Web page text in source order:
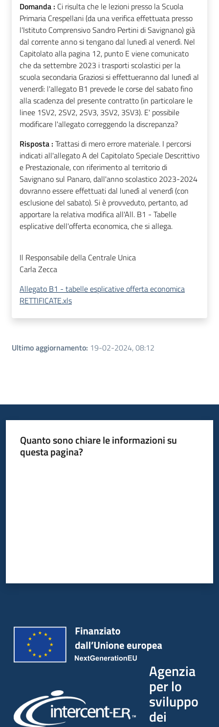
Domanda : Ci risulta che le lezioni presso la Scuola
Primaria Crespellani (da una verifica effettuata presso
l'Istituto Comprensivo Sandro Pertini di Savignano) già
dal corrente anno si tengano dal lunedì al venerdì. Nel
Capitolato alla pagina 12, punto E viene comunicato
che da settembre 2023 i trasporti scolastici per la
scuola secondaria Graziosi si effettueranno dal lunedì al
venerdì: l'allegato B1 prevede le corse del sabato fino
alla scadenza del presente contratto (in particolare le
linee 1SV2, 2SV2, 2SV3, 3SV2, 3SV3). E' possibile
modificare l'allegato correggendo la discrepanza?
Risposta : Trattasi di mero errore materiale. I percorsi
indicati all'allegato A del Capitolato Speciale Descrittivo
e Prestazionale, con riferimento al territorio di
Savignano sul Panaro, dall'anno scolastico 2023-2024
dovranno essere effettuati dal lunedì al venerdì (con
esclusione del sabato). Si è provveduto, pertanto, ad
apportare la relativa modifica all'All. B1 - Tabelle
esplicative dell'offerta economica, che si allega.
Il Responsabile della Centrale Unica
Carla Zecca
Allegato B1 - tabelle esplicative offerta economica
RETTIFICATE.xls
Ultimo aggiornamento: 19-02-2024, 08:12
Quanto sono chiare le informazioni su
questa pagina?
Agenzia
per lo
sviluppo
dei